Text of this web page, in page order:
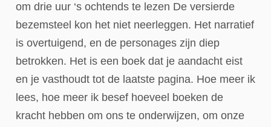
om drie uur ‘s ochtends te lezen De versierde
bezemsteel kon het niet neerleggen. Het narratief
is overtuigend, en de personages zijn diep
betrokken. Het is een boek dat je aandacht eist
en je vasthoudt tot de laatste pagina. Hoe meer ik
lees, hoe meer ik besef hoeveel boeken de
kracht hebben om ons te onderwijzen, om onze